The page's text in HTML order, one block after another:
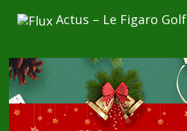
Actus – Le Figaro Golf